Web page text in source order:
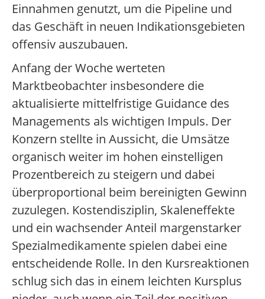
Einnahmen genutzt, um die Pipeline und
das Geschäft in neuen Indikationsgebieten
offensiv auszubauen.
Anfang der Woche werteten
Marktbeobachter insbesondere die
aktualisierte mittelfristige Guidance des
Managements als wichtigen Impuls. Der
Konzern stellte in Aussicht, die Umsätze
organisch weiter im hohen einstelligen
Prozentbereich zu steigern und dabei
überproportional beim bereinigten Gewinn
zuzulegen. Kostendisziplin, Skaleneffekte
und ein wachsender Anteil margenstarker
Spezialmedikamente spielen dabei eine
entscheidende Rolle. In den Kursreaktionen
schlug sich das in einem leichten Kursplus